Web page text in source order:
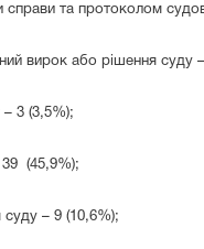
та протоколом
вирок або рішення суду
– 3 (3,5%);
39 (45,9%);
суду – 9 (10,6%);